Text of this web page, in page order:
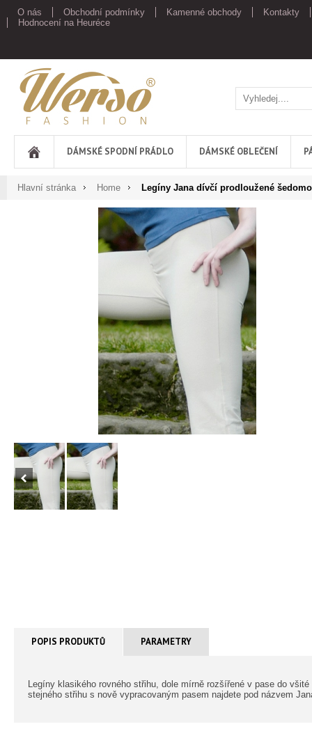
O nás Obchodní podmínky Kamenné obchody
Kontakty
Hodnocení na Heuréce
Werso
DÁMSKÉ SPODNÍ PRÁDLO DÁMSKÉ OBLEČENÍ
Hlavní stránka Home Legíny Jana dívčí prodloužené
POPIS PRODUKTŮ PARAMETRY
Legíny klasikého rovného střihu, dole mírně rozšířené v pase do
stejného střihu s nově vypracovaným pasem najdete pod názvem